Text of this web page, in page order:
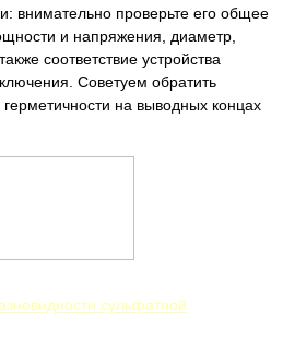
внимательно проверьте его общее
и напряжения, диаметр,
соответствие устройства
Советуем обратить
на выводных концах
сульфатной